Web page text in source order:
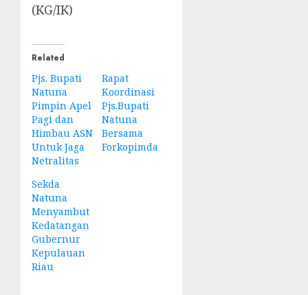
(KG/IK)
Related
Pjs. Bupati
Natuna
Pimpin Apel
Pagi dan
Himbau ASN
Untuk Jaga
Netralitas
Rapat
Koordinasi
Pjs.Bupati
Natuna
Bersama
Forkopimda
Sekda
Natuna
Menyambut
Kedatangan
Gubernur
Kepulauan
Riau